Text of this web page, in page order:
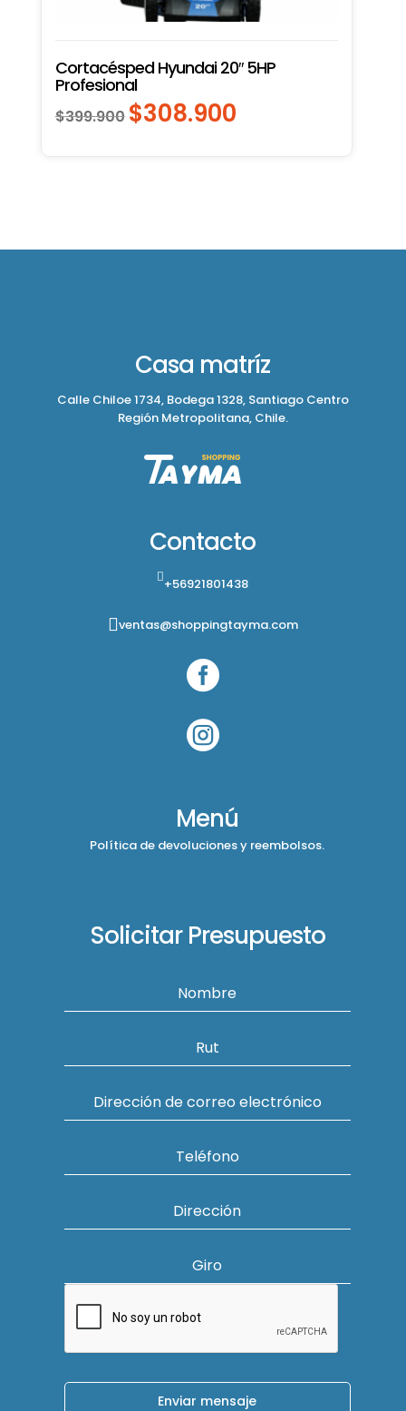
Cortacésped Hyundai 20″ 5HP
Profesional
$399.900 El
$308.900El
Casa matríz
Calle Chiloe 1734, Bodega 1328, Santiago Centro
Región Metropolitana, Chile.
Contacto
+56921801438
ventas@shoppingtayma.com


Menú
Política de devoluciones y reembolsos.
Solicitar Presupuesto
Nombre
Rut
Dirección de correo electrónico
Teléfono
Dirección
Giro
Enviar mensaje